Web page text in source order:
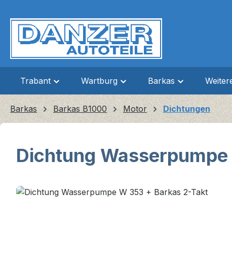
Trabant Wartburg Barkas
Barkas Barkas B1000 Motor Dichtungen
Dichtung
Bildergalerie überspringen